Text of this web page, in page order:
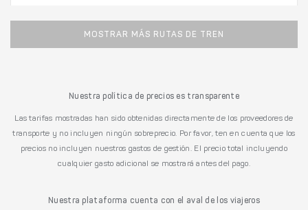
MOSTRAR MÁS RUTAS DE TREN
Nuestra política de precios es transparente
Las tarifas mostradas han sido obtenidas directamente de los proveedores de
transporte y no incluyen ningún sobreprecio. Por favor, ten en cuenta que los
precios no incluyen nuestros gastos de gestión. El precio total incluyendo
cualquier gasto adicional se mostrará antes del pago.
Nuestra plataforma cuenta con el aval de los viajeros